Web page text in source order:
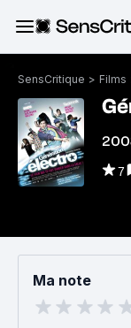
SensCritique > Films
7
Ma note